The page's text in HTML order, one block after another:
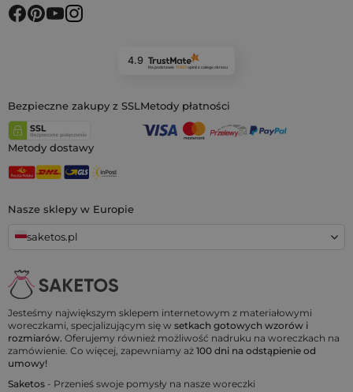
Jesteśmy największym sklepem internetowym z materiałowymi
woreczkami, specjalizującym się w setkach gotowych wzorów i
rozmiarów. Oferujemy również możliwość nadruku na woreczkach na
zamówienie. Co więcej, zapewniamy aż 100 dni na odstąpienie od
umowy!
Saketos - Przenieś swoje pomysły na nasze woreczki
Nasze sklepy w Europie
saketos.pl
4.9
Na podstawie 11 923opiniiz całego okresu
Bezpieczne zakupy z SSL Metody płatności
Metody dostawy